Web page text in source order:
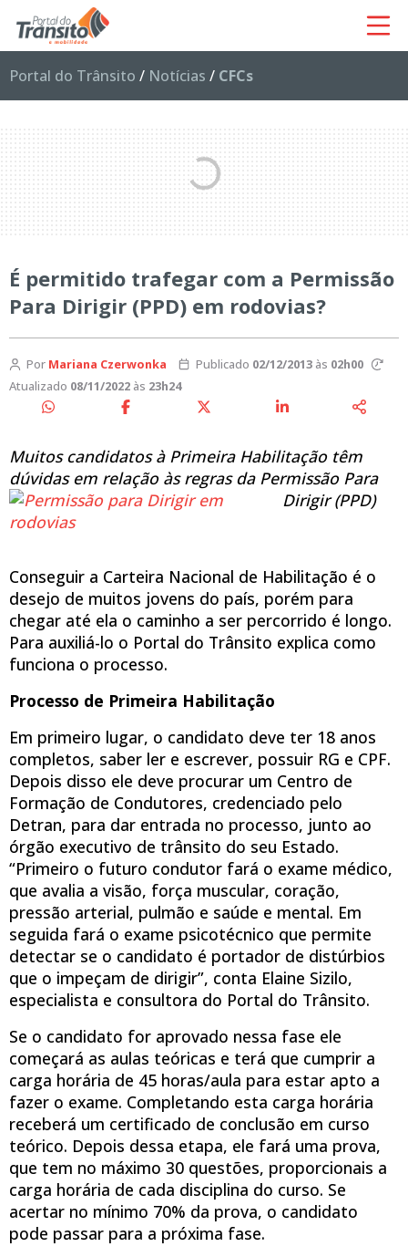
Portal do Trânsito / Notícias / CFCs
É permitido trafegar com a Permissão
Para Dirigir (PPD) em rodovias?
Por Mariana Czerwonka Publicado 02/12/2013às 02h00
Atualizado 08/11/2022 às 23h24
Muitos candidatos à Primeira Habilitação têm
dúvidas em relação às regras da Permissão Para
Dirigir (PPD)
Conseguir a Carteira Nacional de Habilitação é o
desejo de muitos jovens do país, porém para
chegar até ela o caminho a ser percorrido é longo.
Para auxiliá-lo o Portal do Trânsito explica como
funciona o processo.
Processo de Primeira Habilitação
Em primeiro lugar, o candidato deve ter 18 anos
completos, saber ler e escrever, possuir RG e CPF.
Depois disso ele deve procurar um Centro de
Formação de Condutores, credenciado pelo
Detran, para dar entrada no processo, junto ao
órgão executivo de trânsito do seu Estado.
“Primeiro o futuro condutor fará o exame médico,
que avalia a visão, força muscular, coração,
pressão arterial, pulmão e saúde e mental. Em
seguida fará o exame psicotécnico que permite
detectar se o candidato é portador de distúrbios
que o impeçam de dirigir”, conta Elaine Sizilo,
especialista e consultora do Portal do Trânsito.
Se o candidato for aprovado nessa fase ele
começará as aulas teóricas e terá que cumprir a
carga horária de 45 horas/aula para estar apto a
fazer o exame. Completando esta carga horária
receberá um certificado de conclusão em curso
teórico. Depois dessa etapa, ele fará uma prova,
que tem no máximo 30 questões, proporcionais a
carga horária de cada disciplina do curso. Se
acertar no mínimo 70% da prova, o candidato
pode passar para a próxima fase.